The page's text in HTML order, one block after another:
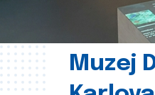
Muzej